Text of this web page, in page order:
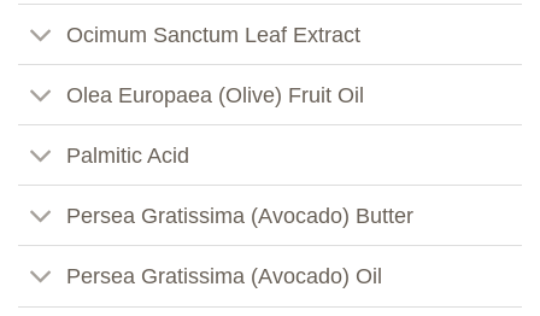
Ocimum Sanctum Leaf Extract
Olea Europaea (Olive) Fruit Oil
Palmitic Acid
Persea Gratissima (Avocado) Butter
Persea Gratissima (Avocado) Oil